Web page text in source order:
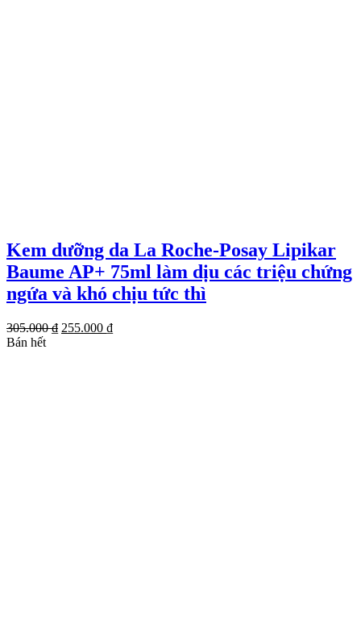
Kem dưỡng da La Roche-Posay Lipikar
Baume AP+ 75ml làm dịu các triệu chứng
ngứa và khó chịu tức thì
305.000₫ Giá
255.000 ₫Giá
Bán hết